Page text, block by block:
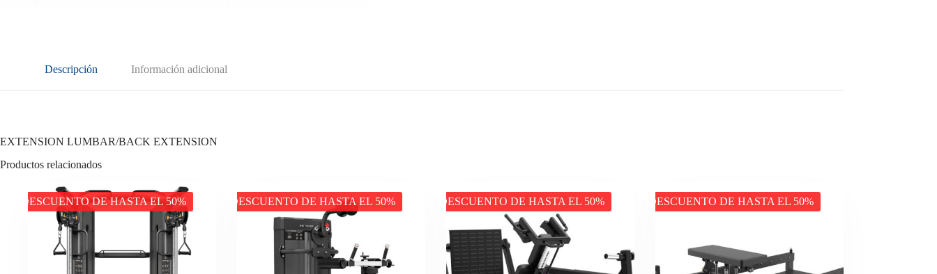
Descripción Información adicional
EXTENSION LUMBAR/BACK EXTENSION
Productos relacionados
DESCUENTO DE HASTA EL 50% DESCUENTO DE HASTA EL 50% DESCUENTO DE HASTA EL 50% DESCUENTO DE HASTA EL 50%